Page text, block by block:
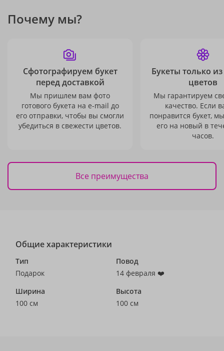
Почему мы?
Сфотографируем букет
перед доставкой
Мы пришлем вам фото
готового букета на e-mail до
его отправки, чтобы вы смогли
убедиться в свежести цветов.
Букеты только
цветов
Мы гарантируем
качество. Если
понравится букет,
его на новый в
часов.
Все преимущества
Общие характеристики
Тип
Подарок
Повод
14 февраля ❤️
Ширина
100 см
Высота
100 см